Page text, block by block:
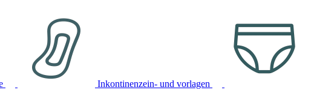
Inkontinenzein- und vorlagen